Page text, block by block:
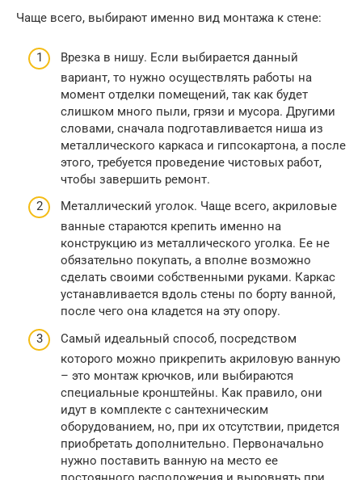
Чаще всего, выбирают именно вид монтажа к стене:
Врезка в нишу. Если выбирается данный
вариант, то нужно осуществлять работы на
момент отделки помещений, так как будет
слишком много пыли, грязи и мусора. Другими
словами, сначала подготавливается ниша из
металлического каркаса и гипсокартона, а после
этого, требуется проведение чистовых работ,
чтобы завершить ремонт.
Металлический уголок. Чаще всего, акриловые
ванные стараются крепить именно на
конструкцию из металлического уголка. Ее не
обязательно покупать, а вполне возможно
сделать своими собственными руками. Каркас
устанавливается вдоль стены по борту ванной,
после чего она кладется на эту опору.
Самый идеальный способ, посредством
которого можно прикрепить акриловую ванную
– это монтаж крючков, или выбираются
специальные кронштейны. Как правило, они
идут в комплекте с сантехническим
оборудованием, но, при их отсутствии, придется
приобретать дополнительно. Первоначально
нужно поставить ванную на место ее